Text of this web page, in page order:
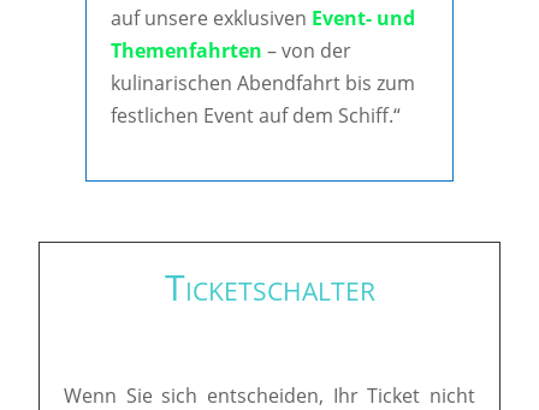
auf unsere exklusiven Event- und
Themenfahrten – von der
kulinarischen Abendfahrt bis zum
festlichen Event auf dem Schiff.“
Ticketschalter
Wenn Sie sich entscheiden, Ihr Ticket nicht